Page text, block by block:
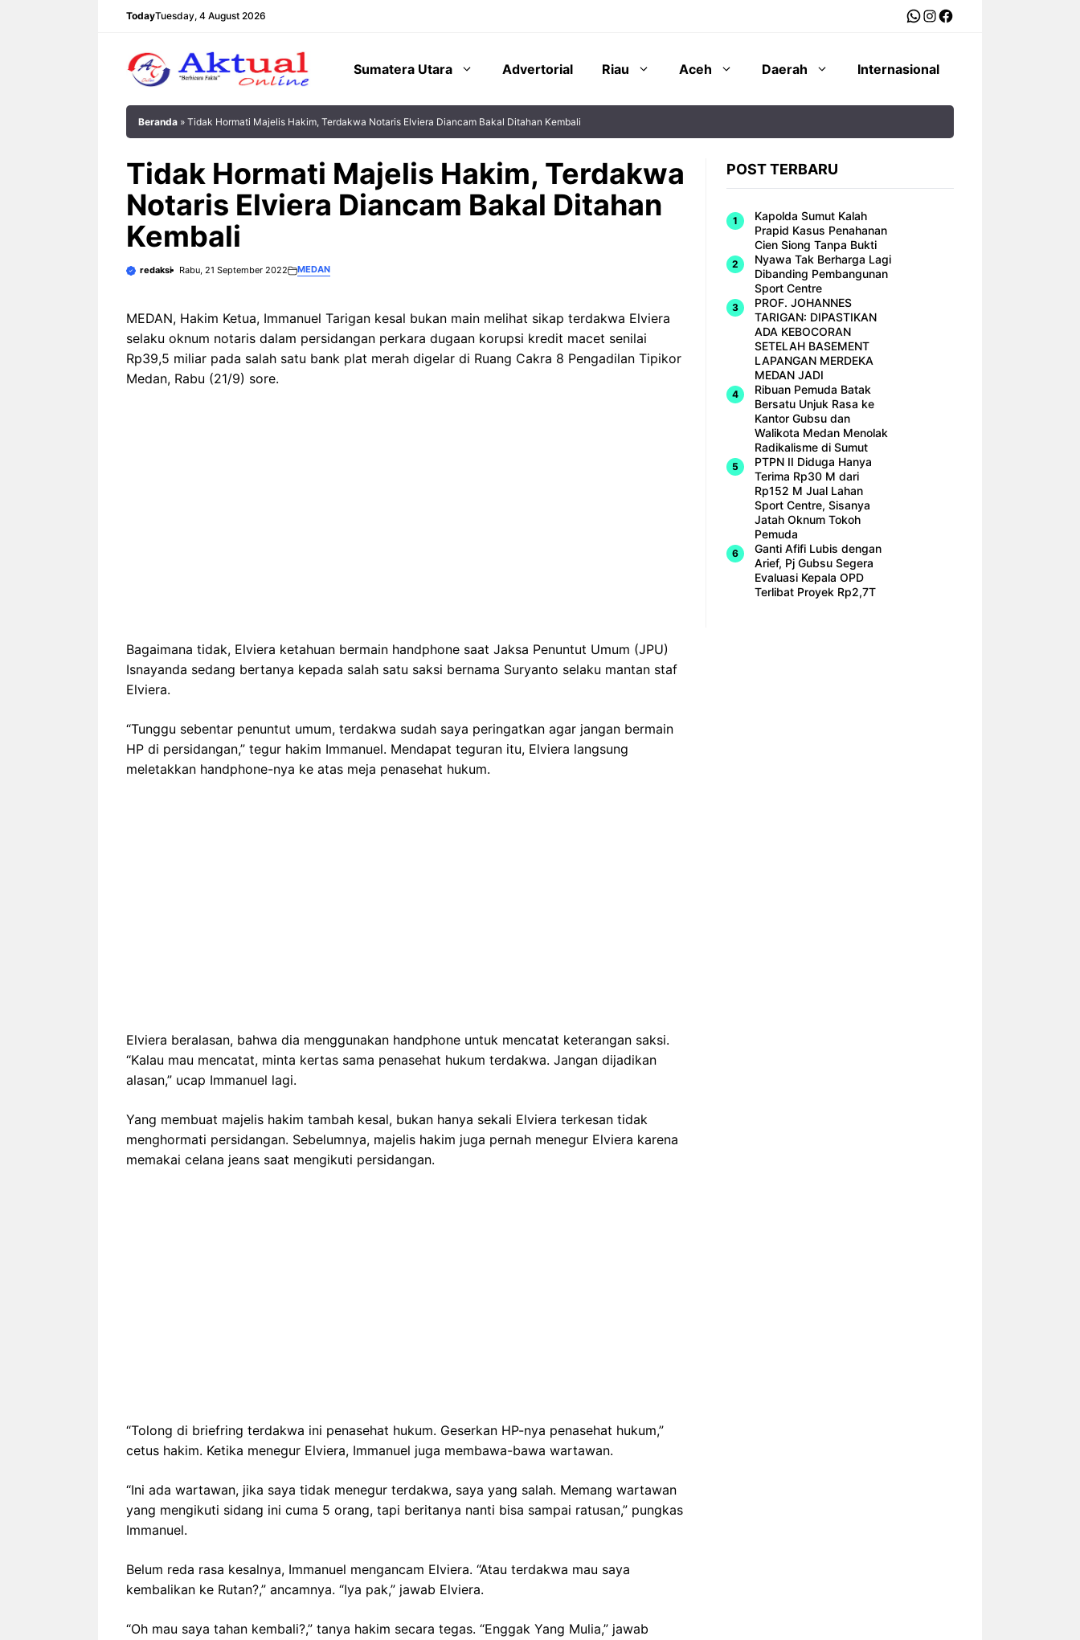
TodayTuesday, 4 August 2026 WhatsApp
Instagram
Facebook
Sumatera Utara Advertorial Riau Aceh Daerah Internasional
Beranda » Tidak Hormati Majelis Hakim, Terdakwa Notaris Elviera Diancam Bakal Ditahan Kembali
Tidak Hormati Majelis Hakim, Terdakwa
Notaris Elviera Diancam Bakal Ditahan
Kembali
redaksi Rabu, 21 September 2022 MEDAN
MEDAN, Hakim Ketua, Immanuel Tarigan kesal bukan main melihat sikap terdakwa Elviera
selaku oknum notaris dalam persidangan perkara dugaan korupsi kredit macet senilai
Rp39,5 miliar pada salah satu bank plat merah digelar di Ruang Cakra 8 Pengadilan Tipikor
Medan, Rabu (21/9) sore.
Bagaimana tidak, Elviera ketahuan bermain handphone saat Jaksa Penuntut Umum (JPU)
Isnayanda sedang bertanya kepada salah satu saksi bernama Suryanto selaku mantan staf
Elviera.
“Tunggu sebentar penuntut umum, terdakwa sudah saya peringatkan agar jangan bermain
HP di persidangan,” tegur hakim Immanuel. Mendapat teguran itu, Elviera langsung
meletakkan handphone-nya ke atas meja penasehat hukum.
Elviera beralasan, bahwa dia menggunakan handphone untuk mencatat keterangan saksi.
“Kalau mau mencatat, minta kertas sama penasehat hukum terdakwa. Jangan dijadikan
alasan,” ucap Immanuel lagi.
Yang membuat majelis hakim tambah kesal, bukan hanya sekali Elviera terkesan tidak
menghormati persidangan. Sebelumnya, majelis hakim juga pernah menegur Elviera karena
memakai celana jeans saat mengikuti persidangan.
“Tolong di briefring terdakwa ini penasehat hukum. Geserkan HP-nya penasehat hukum,”
cetus hakim. Ketika menegur Elviera, Immanuel juga membawa-bawa wartawan.
“Ini ada wartawan, jika saya tidak menegur terdakwa, saya yang salah. Memang wartawan
yang mengikuti sidang ini cuma 5 orang, tapi beritanya nanti bisa sampai ratusan,” pungkas
Immanuel.
Belum reda rasa kesalnya, Immanuel mengancam Elviera. “Atau terdakwa mau saya
kembalikan ke Rutan?,” ancamnya. “Iya pak,” jawab Elviera.
“Oh mau saya tahan kembali?,” tanya hakim secara tegas. “Enggak Yang Mulia,” jawab
POST TERBARU
Kapolda Sumut Kalah
Prapid Kasus Penahanan
Cien Siong Tanpa Bukti
Nyawa Tak Berharga Lagi
Dibanding Pembangunan
Sport Centre
PROF. JOHANNES
TARIGAN: DIPASTIKAN
ADA KEBOCORAN
SETELAH BASEMENT
LAPANGAN MERDEKA
MEDAN JADI
Ribuan Pemuda Batak
Bersatu Unjuk Rasa ke
Kantor Gubsu dan
Walikota Medan Menolak
Radikalisme di Sumut
PTPN II Diduga Hanya
Terima Rp30 M dari
Rp152 M Jual Lahan
Sport Centre, Sisanya
Jatah Oknum Tokoh
Pemuda
Ganti Afifi Lubis dengan
Arief, Pj Gubsu Segera
Evaluasi Kepala OPD
Terlibat Proyek Rp2,7T